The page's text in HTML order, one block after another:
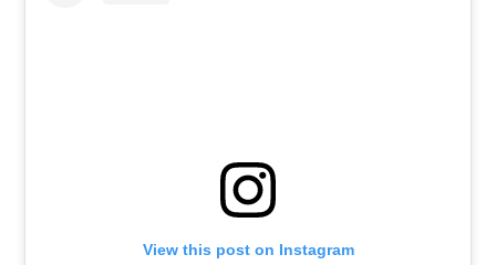
View this post on Instagram